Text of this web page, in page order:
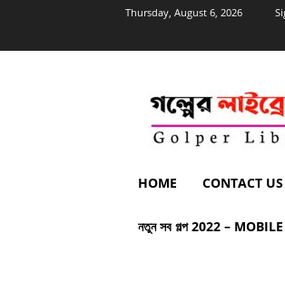
Thursday, August 6, 2026
HOME CONTACT US
নতুন সব গল্প 2022 – MOBILE